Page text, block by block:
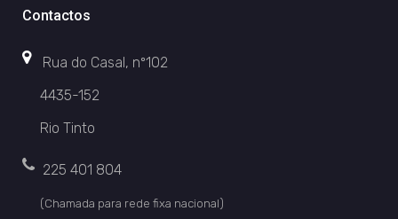
Contactos
Rua do Casal, nº102
4435-152
Rio Tinto
225 401 804
(Chamada para rede fixa nacional)